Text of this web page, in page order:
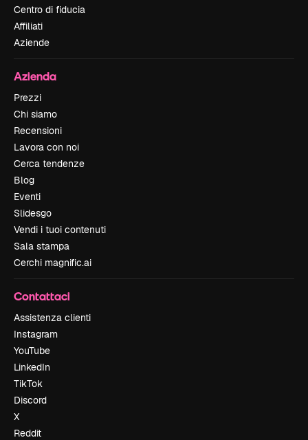
Centro di fiducia
Affiliati
Aziende
Azienda
Prezzi
Chi siamo
Recensioni
Lavora con noi
Cerca tendenze
Blog
Eventi
Slidesgo
Vendi i tuoi contenuti
Sala stampa
Cerchi magnific.ai
Contattaci
Assistenza clienti
Instagram
YouTube
LinkedIn
TikTok
Discord
X
Reddit